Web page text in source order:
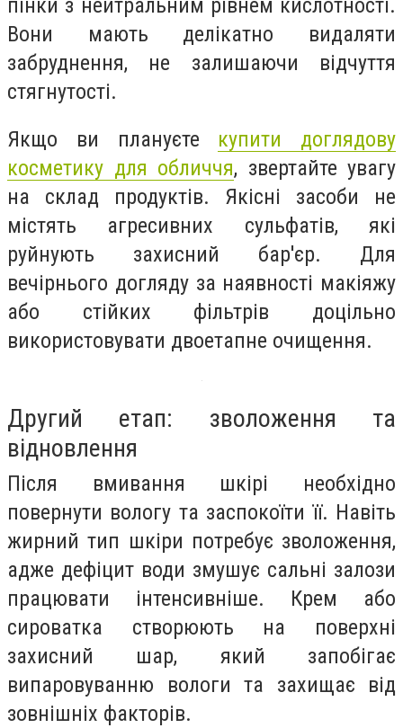
Вони мають делікатно видаляти
забруднення, не залишаючи відчуття
стягнутості.
Якщо ви плануєте купити доглядову
косметику для обличчя, звертайте увагу
на склад продуктів. Якісні засоби не
містять агресивних сульфатів, які
руйнують захисний бар'єр. Для
вечірнього догляду за наявності макіяжу
або стійких фільтрів доцільно
використовувати двоетапне очищення.
Другий етап: зволоження та
відновлення
Після вмивання шкірі необхідно
повернути вологу та заспокоїти її. Навіть
жирний тип шкіри потребує зволоження,
адже дефіцит води змушує сальні залози
працювати інтенсивніше. Крем або
сироватка створюють на поверхні
захисний шар, який запобігає
випаровуванню вологи та захищає від
зовнішніх факторів.